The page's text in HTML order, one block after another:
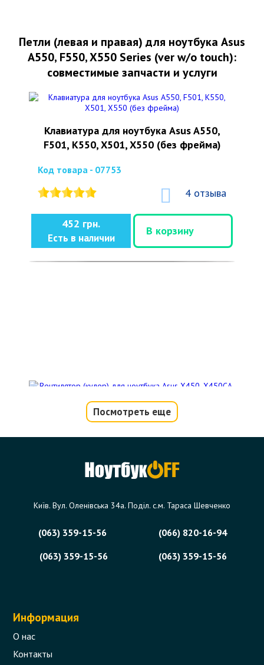
Петли (левая и правая) для ноутбука Asus
A550, F550, X550 Series (ver w/o touch):
совместимые запчасти и услуги
Клавиатура для ноутбука Asus A550,
F501, K550, X501, X550 (без фрейма)
Код товара - 07753
4 отзыва
452 грн.
Есть в наличии
В корзину
X450VB, X450CP, X450LA, X550,
X550CC, X550CA, X550CL, X550LA,
Код товара - 09389
0 отзыва
Посмотреть еще
Київ. Вул. Оленівська 34а. Поділ. с.м. Тараса Шевченко
(063) 359-15-56
(066) 820-16-94
(063) 359-15-56
(063) 359-15-56
Информация
О нас
Контакты